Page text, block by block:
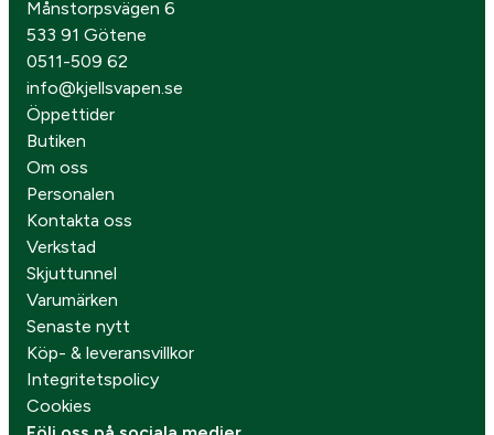
Månstorpsvägen 6
533 91 Götene
0511-509 62
info@kjellsvapen.se
Öppettider
Butiken
Om oss
Personalen
Kontakta oss
Verkstad
Skjuttunnel
Varumärken
Senaste nytt
Köp- & leveransvillkor
Integritetspolicy
Cookies